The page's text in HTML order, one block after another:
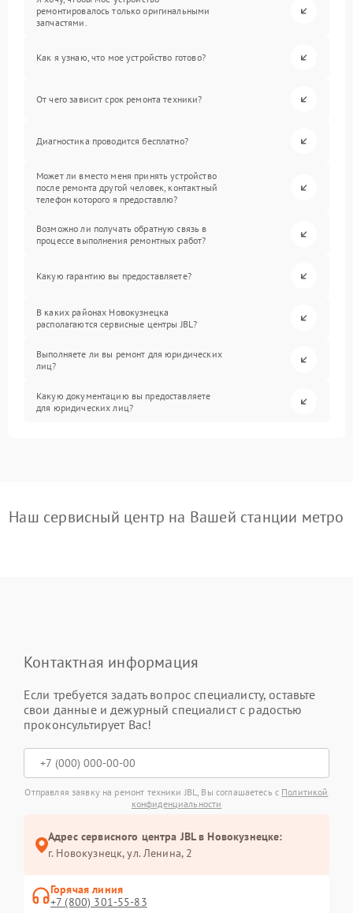
ремонтировалось только оригинальными
запчастями.
Как я узнаю, что мое устройство готово?
От чего зависит срок ремонта техники?
Диагностика проводится бесплатно?
Может ли вместо меня принять устройство
после ремонта другой человек, контактный
телефон которого я предоставлю?
Возможно ли получать обратную связь в
процессе выполнения ремонтных работ?
Какую гарантию вы предоставляете?
В каких районах Новокузнецка
располагаются сервисные центры JBL?
Выполняете ли вы ремонт для юридических
лиц?
Какую документацию вы предоставляете
для юридических лиц?
Наш сервисный центр на Вашей станции метро
Контактная информация
Если требуется задать вопрос специалисту, оставьте
свои данные и дежурный специалист с радостью
проконсультирует Вас!
Отправляя заявку на ремонт техники JBL, Вы соглашаетесь с Политикой
конфиденциальности
Адрес сервисного центра JBL в Новокузнецке:
г. Новокузнецк, ул. Ленина, 2
Горячая линия
+7 (800) 301-55-83